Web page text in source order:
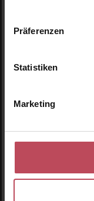
Präferenzen
Statistiken
Marketing